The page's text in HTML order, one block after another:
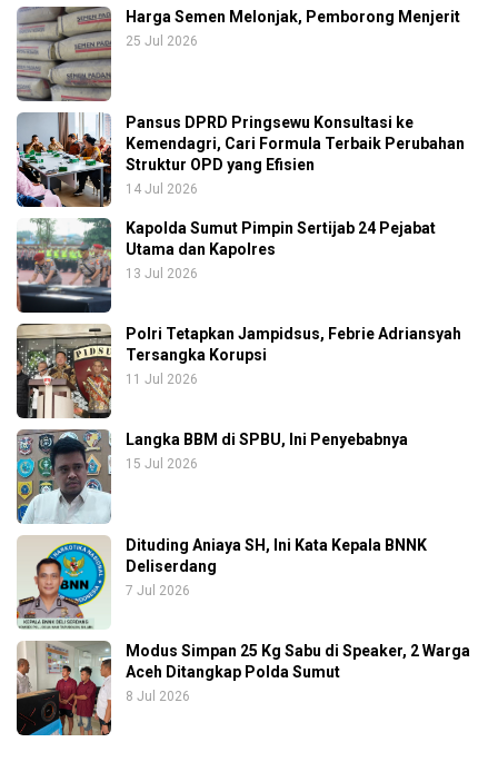
Harga Semen Melonjak, Pemborong Menjerit
25 Jul 2026
Pansus DPRD Pringsewu Konsultasi ke
Kemendagri, Cari Formula Terbaik Perubahan
Struktur OPD yang Efisien
14 Jul 2026
Kapolda Sumut Pimpin Sertijab 24 Pejabat
Utama dan Kapolres
13 Jul 2026
Polri Tetapkan Jampidsus, Febrie Adriansyah
Tersangka Korupsi
11 Jul 2026
Langka BBM di SPBU, Ini Penyebabnya
15 Jul 2026
Dituding Aniaya SH, Ini Kata Kepala BNNK
Deliserdang
7 Jul 2026
Modus Simpan 25 Kg Sabu di Speaker, 2 Warga
Aceh Ditangkap Polda Sumut
8 Jul 2026